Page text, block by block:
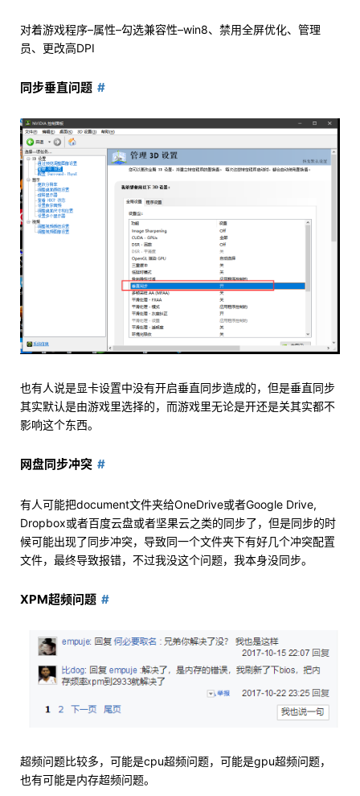
对着游戏程序–属性–勾选兼容性–win8、禁用全屏优化、管理
员、更改高DPI
同步垂直问题
也有人说是显卡设置中没有开启垂直同步造成的，但是垂直同步
其实默认是由游戏里选择的，而游戏里无论是开还是关其实都不
影响这个东西。
网盘同步冲突
有人可能把document文件夹给OneDrive或者Google Drive,
Dropbox或者百度云盘或者坚果云之类的同步了，但是同步的时
候可能出现了同步冲突，导致同一个文件夹下有好几个冲突配置
文件，最终导致报错，不过我没这个问题，我本身没同步。
XPM超频问题
超频问题比较多，可能是cpu超频问题，可能是gpu超频问题，
也有可能是内存超频问题。